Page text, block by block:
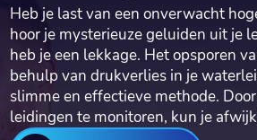
Heb je last van een onverwacht
hoor je mysterieuze geluiden uit je
heb je een lekkage.​ Het opsporen
behulp van drukverlies in je
slimme en effectieve methode.​
leidingen te monitoren, kun je